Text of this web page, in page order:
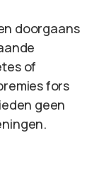
doorgaans
of
fors
geen